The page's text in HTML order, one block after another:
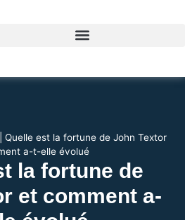
Quelle est la fortune de John Textor
a-t-elle évolué
la fortune de
et comment a-